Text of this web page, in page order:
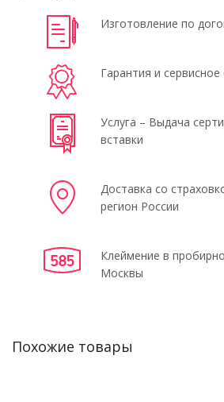
Изготовление по
Гарантия и
Услуга – Выдача
вставки
Доставка со
регион России
Клеймение в
Москвы
Похожие товары